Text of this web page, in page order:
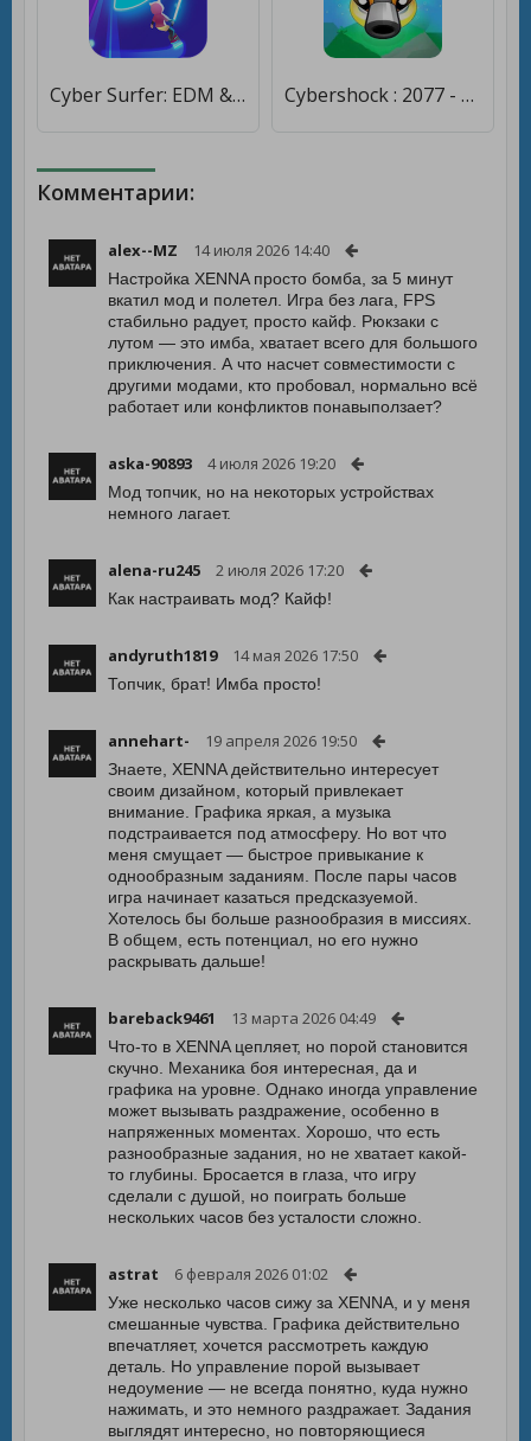
Cyber Surfer: EDM & Skateboard [Мод меню] Cybershock : 2077 - TD Idle & Merge - Age of Cyber [Бесплатные покупки]
Комментарии:
alex--MZ 14 июля 2026 14:40
Настройка XENNA просто бомба, за 5 минут
вкатил мод и полетел. Игра без лага, FPS
стабильно радует, просто кайф. Рюкзаки с
лутом — это имба, хватает всего для большого
приключения. А что насчет совместимости с
другими модами, кто пробовал, нормально всё
работает или конфликтов понавыползает?
aska-90893 4 июля 2026 19:20
Мод топчик, но на некоторых устройствах
немного лагает.
alena-ru245 2 июля 2026 17:20
Как настраивать мод? Кайф!
andyruth1819 14 мая 2026 17:50
Топчик, брат! Имба просто!
annehart- 19 апреля 2026 19:50
Знаете, XENNA действительно интересует
своим дизайном, который привлекает
внимание. Графика яркая, а музыка
подстраивается под атмосферу. Но вот что
меня смущает — быстрое привыкание к
однообразным заданиям. После пары часов
игра начинает казаться предсказуемой.
Хотелось бы больше разнообразия в миссиях.
В общем, есть потенциал, но его нужно
раскрывать дальше!
bareback9461 13 марта 2026 04:49
Что-то в XENNA цепляет, но порой становится
скучно. Механика боя интересная, да и
графика на уровне. Однако иногда управление
может вызывать раздражение, особенно в
напряженных моментах. Хорошо, что есть
разнообразные задания, но не хватает какой-
то глубины. Бросается в глаза, что игру
сделали с душой, но поиграть больше
нескольких часов без усталости сложно.
astrat 6 февраля 2026 01:02
Уже несколько часов сижу за XENNA, и у меня
смешанные чувства. Графика действительно
впечатляет, хочется рассмотреть каждую
деталь. Но управление порой вызывает
недоумение — не всегда понятно, куда нужно
нажимать, и это немного раздражает. Задания
выглядят интересно, но повторяющиеся